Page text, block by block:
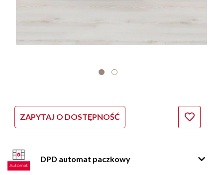
ZAPYTAJ O DOSTĘPNOŚĆ
DPD automat paczkowy